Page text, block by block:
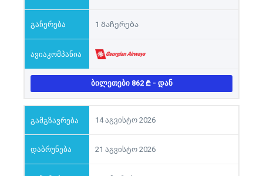
1 Გაჩერება
ᲑᲘᲚᲔᲗᲔᲑᲘ 862 - ᲓᲐᲜ
14 აგვისტო 2026
21 აგვისტო 2026